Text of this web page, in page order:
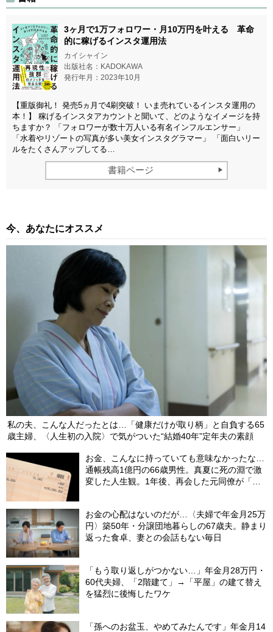
3ヶ月で1万フォロワー・月10万円を叶える 革命
的に稼げるインスタ運用法
カイシャイン
出版社名：KADOKAWA
発行年月：2023年10月
【重版御礼！ 発売5ヵ月で4刷突破！ いま売れているインスタ運用の
本！】 稼げるインスタアカウントと聞いて、どのようなイメージを持
ちますか？ 「フォロワーが数十万人いる有名インフルエンサー」
「水着やリゾートの写真が多い美女インスタグラマー」 「面白いリー
ルをたくさんアップしてる…
書籍ページ
今、あなたにオススメ
私の夫、こんな人だったとは…「健康だけが取り柄」と自負する65
歳主婦、〈人生初の入院〉で気がついた“結婚40年”定年夫の素顔
お金、こんなに持っていても意味なかったな…
通帳残高1億円の66歳男性。真夏に死の淵で激
変した人生観。1年後、再会した元同僚が「振
お金の心配はないのだが…〈夫婦で年金月25万
円〉築50年・分譲団地暮らしの67歳夫。静まり
返った食卓、妻との会話もない毎日
「もう取り返しがつかない…」年金月28万円・
60代夫婦、「2階建て」→「平屋」の建て替え
を猛烈に後悔したワケ
「孫へのお盆玉、やめてみたんです」年金月14